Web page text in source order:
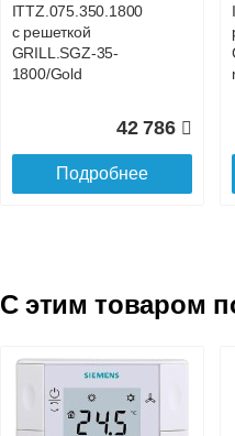
25 101
Подробнее
с решеткой
GRILL.SGWL-16-
1600 венге.
ITTZ.075.350.1800
с решеткой
GRILL.SGZ-35-
1800/Gold
42 786
Подробнее
Конвектор
C этим товаром